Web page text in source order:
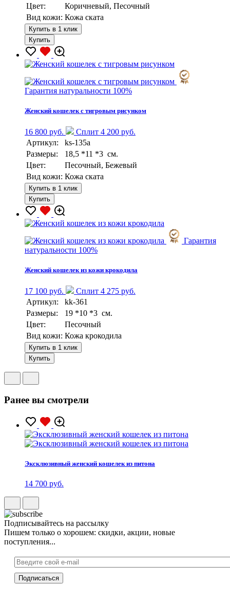
Цвет:
Коричневый, Песочный
Вид кожи: Кожа ската
Купить в 1 клик
Купить
Гарантия натуральности 100%
Женский кошелек с тигровым рисунком
16 800 руб.
Сплит 4 200 руб.
Артикул:
ks-135a
Размеры:
18,5 *11 *3 см.
Цвет:
Песочный, Бежевый
Вид кожи: Кожа ската
Купить в 1 клик
Купить
Гарантия
натуральности 100%
Женский кошелек из кожи крокодила
17 100 руб.
Сплит 4 275 руб.
Артикул:
kk-361
Размеры:
19 *10 *3 см.
Цвет:
Песочный
Вид кожи: Кожа крокодила
Купить в 1 клик
Купить
Ранее вы смотрели
Эксклюзивный женский кошелек из питона
14 700 руб.
Подписывайтесь на рассылку
Пишем только о хорошем: скидки, акции, новые
поступления...